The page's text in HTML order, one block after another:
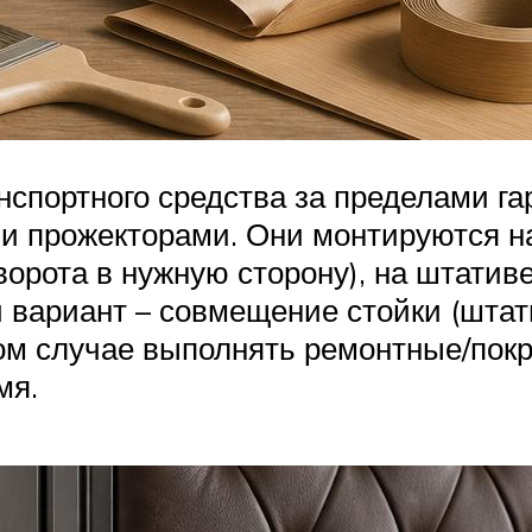
средства за пределами
Они монтируются
в нужную сторону), на
– совмещение стойки
случае выполнять ремонтные/